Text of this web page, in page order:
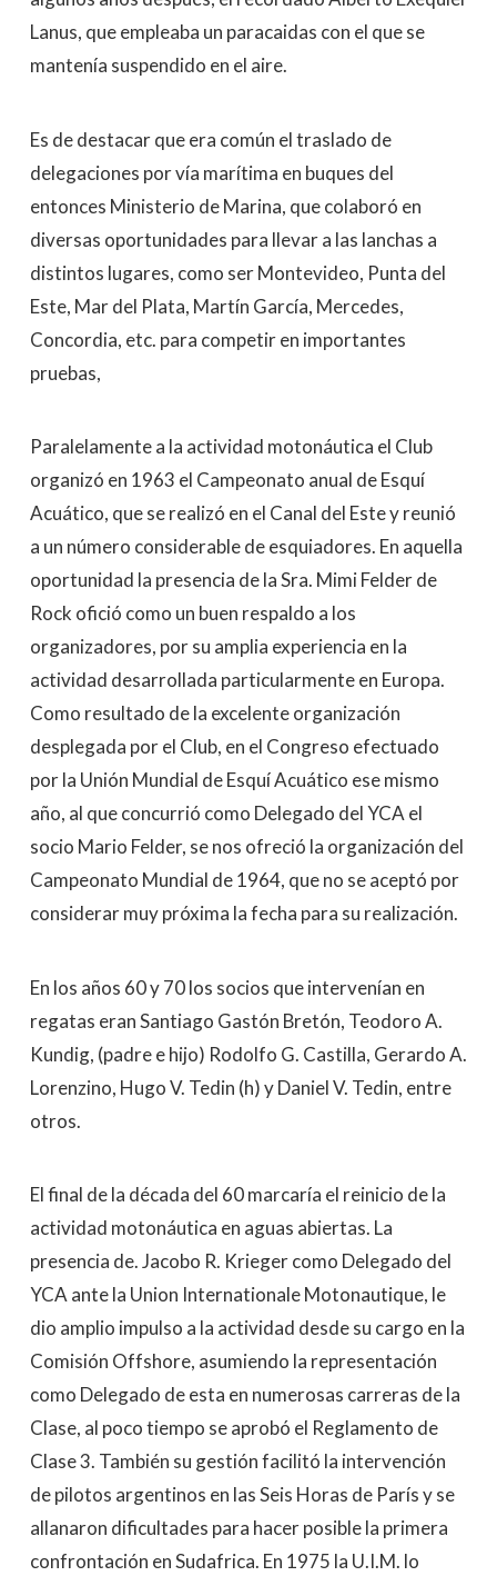
Lanus, que empleaba un paracaidas con el que se
mantenía suspendido en el aire.
Es de destacar que era común el traslado de
delegaciones por vía marítima en buques del
entonces Ministerio de Marina, que colaboró en
diversas oportunidades para llevar a las lanchas a
distintos lugares, como ser Montevideo, Punta del
Este, Mar del Plata, Martín García, Mercedes,
Concordia, etc. para competir en importantes
pruebas,
Paralelamente a la actividad motonáutica el Club
organizó en 1963 el Campeonato anual de Esquí
Acuático, que se realizó en el Canal del Este y reunió
a un número considerable de esquiadores. En aquella
oportunidad la presencia de la Sra. Mimi Felder de
Rock ofició como un buen respaldo a los
organizadores, por su amplia experiencia en la
actividad desarrollada particularmente en Europa.
Como resultado de la excelente organización
desplegada por el Club, en el Congreso efectuado
por la Unión Mundial de Esquí Acuático ese mismo
año, al que concurrió como Delegado del YCA el
socio Mario Felder, se nos ofreció la organización del
Campeonato Mundial de 1964, que no se aceptó por
considerar muy próxima la fecha para su realización.
En los años 60 y 70 los socios que intervenían en
regatas eran Santiago Gastón Bretón, Teodoro A.
Kundig, (padre e hijo) Rodolfo G. Castilla, Gerardo A.
Lorenzino, Hugo V. Tedin (h) y Daniel V. Tedin, entre
otros.
El final de la década del 60 marcaría el reinicio de la
actividad motonáutica en aguas abiertas. La
presencia de. Jacobo R. Krieger como Delegado del
YCA ante la Union Internationale Motonautique, le
dio amplio impulso a la actividad desde su cargo en la
Comisión Offshore, asumiendo la representación
como Delegado de esta en numerosas carreras de la
Clase, al poco tiempo se aprobó el Reglamento de
Clase 3. También su gestión facilitó la intervención
de pilotos argentinos en las Seis Horas de París y se
allanaron dificultades para hacer posible la primera
confrontación en Sudafrica. En 1975 la U.I.M. lo